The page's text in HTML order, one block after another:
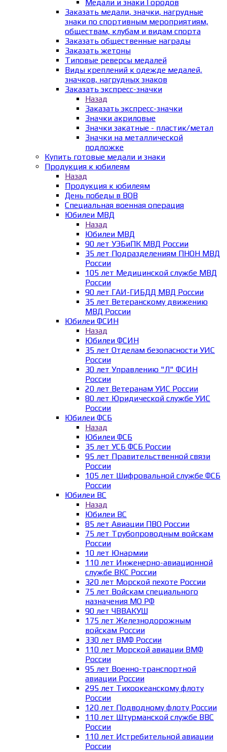
Медали и знаки Городов
Заказать медали, значки, нагрудные
знаки по спортивным мероприятиям,
обществам, клубам и видам спорта
Заказать общественные награды
Заказать жетоны
Типовые реверсы медалей
Виды креплений к одежде медалей,
значков, нагрудных знаков
Заказать экспресс-значки
Назад
Заказать экспресс-значки
Значки акриловые
Значки закатные - пластик/метал
Значки на металлической
подложке
Купить готовые медали и знаки
Продукция к юбилеям
Назад
Продукция к юбилеям
День победы в ВОВ
Специальная военная операция
Юбилеи МВД
Назад
Юбилеи МВД
90 лет УЭБиПК МВД России
35 лет Подразделениям ПНОН МВД
России
105 лет Медицинской службе МВД
России
90 лет ГАИ-ГИБДД МВД России
35 лет Ветеранскому движению
МВД России
Юбилеи ФСИН
Назад
Юбилеи ФСИН
35 лет Отделам безопасности УИС
России
30 лет Управлению "Л" ФСИН
России
20 лет Ветеранам УИС России
80 лет Юридической службе УИС
России
Юбилеи ФСБ
Назад
Юбилеи ФСБ
35 лет УСБ ФСБ России
95 лет Правительственной связи
России
105 лет Шифровальной службе ФСБ
России
Юбилеи ВС
Назад
Юбилеи ВС
85 лет Авиации ПВО России
75 лет Трубопроводным войскам
России
10 лет Юнармии
110 лет Инженерно-авиационной
службе ВКС России
320 лет Морской пехоте России
75 лет Войскам специального
назначения МО РФ
90 лет ЧВВАКУШ
175 лет Железнодорожным
войскам России
330 лет ВМФ России
110 лет Морской авиации ВМФ
России
95 лет Военно-транспортной
авиации России
295 лет Тихоокеанскому флоту
России
120 лет Подводному флоту России
110 лет Штурманской службе ВВС
России
110 лет Истребительной авиации
России